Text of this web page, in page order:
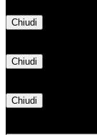
Chiudi
Chiudi
Chiudi